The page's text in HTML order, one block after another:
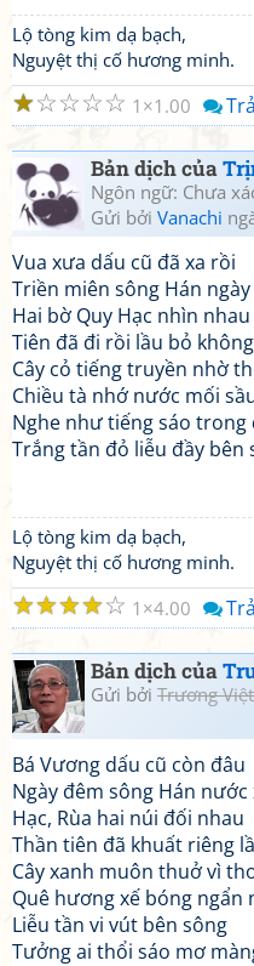
Lộ tòng kim dạ bạch,
Nguyệt thị cố hương minh.
☆
☆
☆
☆
☆ 1 1.00
Bản dịch của
Ngôn ngữ: Chưa
Gửi bởi Vanachi
Vua xưa dấu cũ đã xa rồi
Triền miên sông Hán
Hai bờ Quy Hạc nhìn
Tiên đã đi rồi lầu bỏ không
Cây cỏ tiếng truyền nhờ
Chiều tà nhớ nước mối
Nghe như tiếng sáo trong
Trắng tần đỏ liễu đầy bên
Lộ tòng kim dạ bạch,
Nguyệt thị cố hương minh.
☆
☆
☆
☆
☆ 1 4.00
Bản dịch của
Gửi bởi Trương
Bá Vương dấu cũ còn đâu
Ngày đêm sông Hán nước
Hạc, Rùa hai núi đối nhau
Thần tiên đã khuất riêng
Cây xanh muôn thuở vì
Quê hương xế bóng ngẩn
Liễu tần vi vút bên sông
Tưởng ai thổi sáo mơ